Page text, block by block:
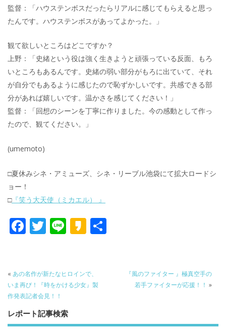
監督：「ハウステンボスだったらリアルに感じてもらえると思っ
たんです。ハウステンボスがあってよかった。」
観て欲しいところはどこですか？
上野：「史緒という役は強く生きようと頑張っている反面、もろ
いところもあるんです。史緒の弱い部分がもろに出ていて、それ
が自分でもあるように感じたので恥ずかしいです。共感できる部
分があれば嬉しいです。温かさを感じてください！」
監督：「回想のシーンを丁寧に作りました。今の感動として作っ
たので、観てください。」
(umemoto)
□夏休みシネ・アミューズ、シネ・リーブル池袋にて拡大ロードシ
ョー！
□『笑う大天使（ミカエル） 』
F
b
o
o
k
T
er
Li K
a
o
« あの名作が新たなヒロインで、
いま再び！『時をかける少女』製
作発表記者会見！！
『風のファイター 』極真空手の
若手ファイターが応援！！ »
レポート記事検索